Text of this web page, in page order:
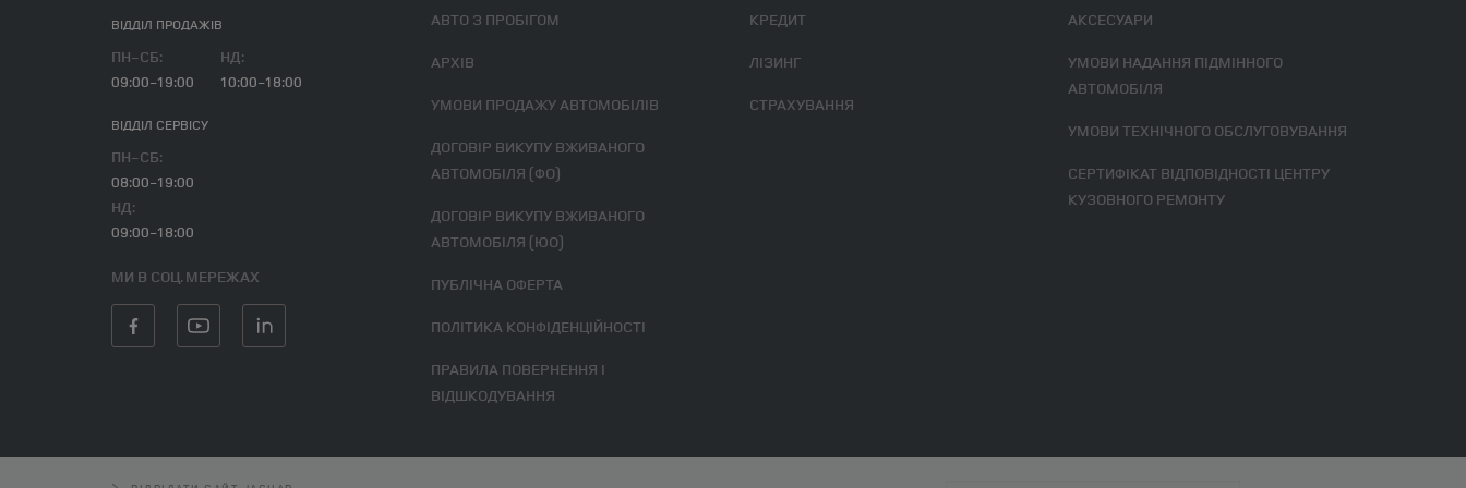
ВІДДІЛ ПРОДАЖІВ
ПН-СБ:
09:00-19:00
НД:
10:00-18:00
ВІДДІЛ CЕРВІСУ
ПН-СБ:
08:00-19:00
НД:
09:00-18:00
МИ В СОЦ. МЕРЕЖАХ
АВТО З ПРОБІГОМ
АРХІВ
УМОВИ ПРОДАЖУ АВТОМОБІЛІВ
ДОГОВІР ВИКУПУ ВЖИВАНОГО
АВТОМОБІЛЯ (ФО)
ДОГОВІР ВИКУПУ ВЖИВАНОГО
АВТОМОБІЛЯ (ЮО)
ПУБЛІЧНА ОФЕРТА
ПОЛІТИКА КОНФІДЕНЦІЙНОСТІ
ПРАВИЛА ПОВЕРНЕННЯ І
ВІДШКОДУВАННЯ
КРЕДИТ
ЛІЗИНГ
СТРАХУВАННЯ
АКСЕСУАРИ
УМОВИ НАДАННЯ ПІДМІННОГО
АВТОМОБІЛЯ
УМОВИ ТЕХНІЧНОГО ОБСЛУГОВУВАННЯ
СЕРТИФІКАТ ВІДПОВІДНОСТІ ЦЕНТРУ
КУЗОВНОГО РЕМОНТУ